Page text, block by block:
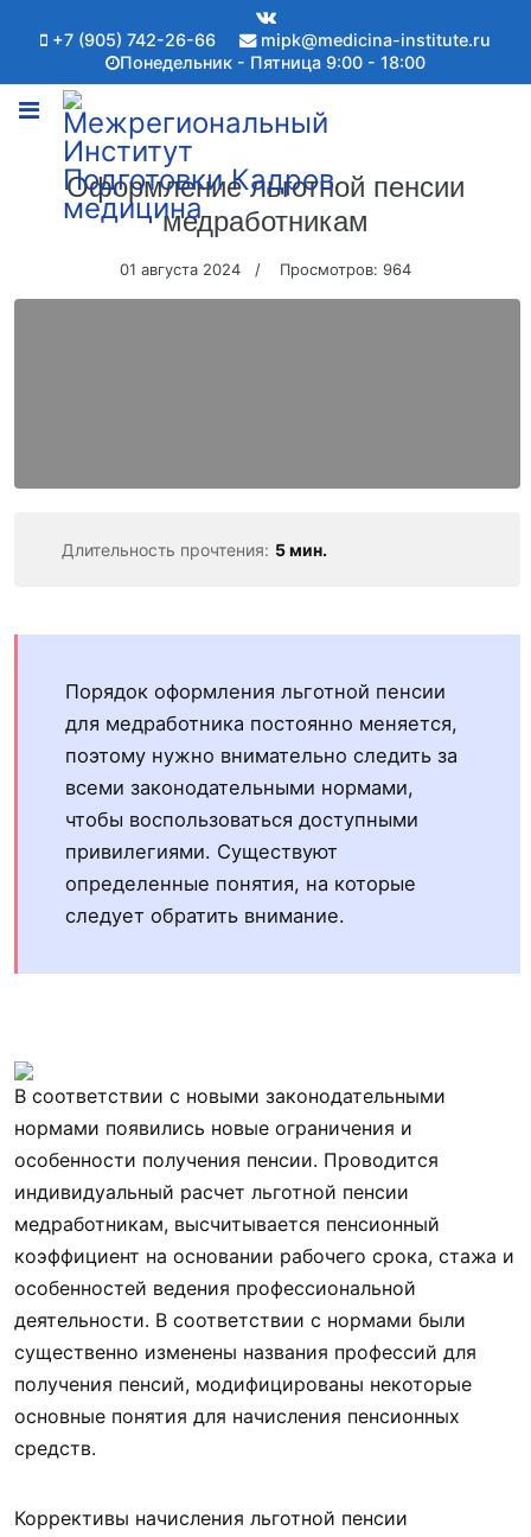
+7 (905) 742-26-66
mipk@medicina-institute.ru
Понедельник - Пятница 9:00 - 18:00
Оформление льготной пенсии
медработникам
01 августа 2024 Просмотров: 964
Длительность прочтения: 5 мин.
Порядок оформления льготной пенсии
для медработника постоянно меняется,
поэтому нужно внимательно следить за
всеми законодательными нормами,
чтобы воспользоваться доступными
привилегиями. Существуют
определенные понятия, на которые
следует обратить внимание.
В соответствии с новыми законодательными
нормами появились новые ограничения и
особенности получения пенсии. Проводится
индивидуальный расчет льготной пенсии
медработникам, высчитывается пенсионный
коэффициент на основании рабочего срока, стажа и
особенностей ведения профессиональной
деятельности. В соответствии с нормами были
существенно изменены названия профессий для
получения пенсий, модифицированы некоторые
основные понятия для начисления пенсионных
средств.
Коррективы начисления льготной пенсии